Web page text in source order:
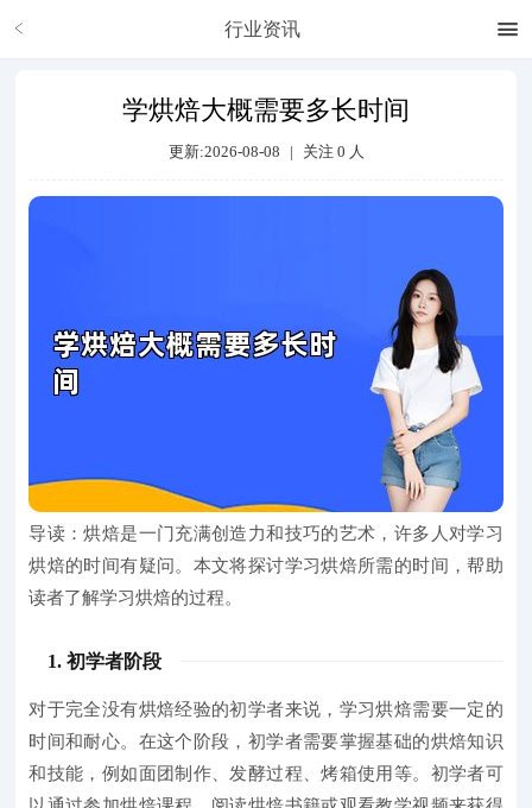
行业资讯
学烘焙大概需要多长时间
更新:2026-08-08 | 关注 0 人
导读：烘焙是一门充满创造力和技巧的艺术，许多人对学习
烘焙的时间有疑问。本文将探讨学习烘焙所需的时间，帮助
读者了解学习烘焙的过程。
1. 初学者阶段
对于完全没有烘焙经验的初学者来说，学习烘焙需要一定的
时间和耐心。 在这个阶段，初学者需要掌握基础的烘焙知识
和技能，例如面团制作、发酵过程、烤箱使用等。初学者可